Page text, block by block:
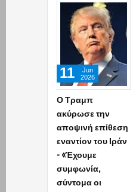
Ο Τραμπ
ακύρωσε την
αποψινή επίθεση
εναντίον του Ιράν
- «Έχουμε
συμφωνία,
σύντομα οι
11
Jun
2026